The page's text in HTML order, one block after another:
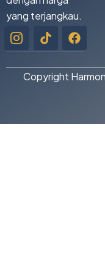
yang terjangkau.
Icon-
instagram-
1
Tiktok
Copyright